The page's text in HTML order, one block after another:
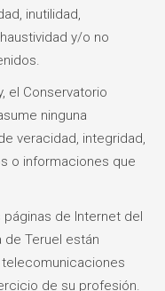
inutilidad,
y/o no
el Conservatorio
ninguna
veracidad, integridad,
o informaciones que
de Internet del
de Teruel están
de su profesión.